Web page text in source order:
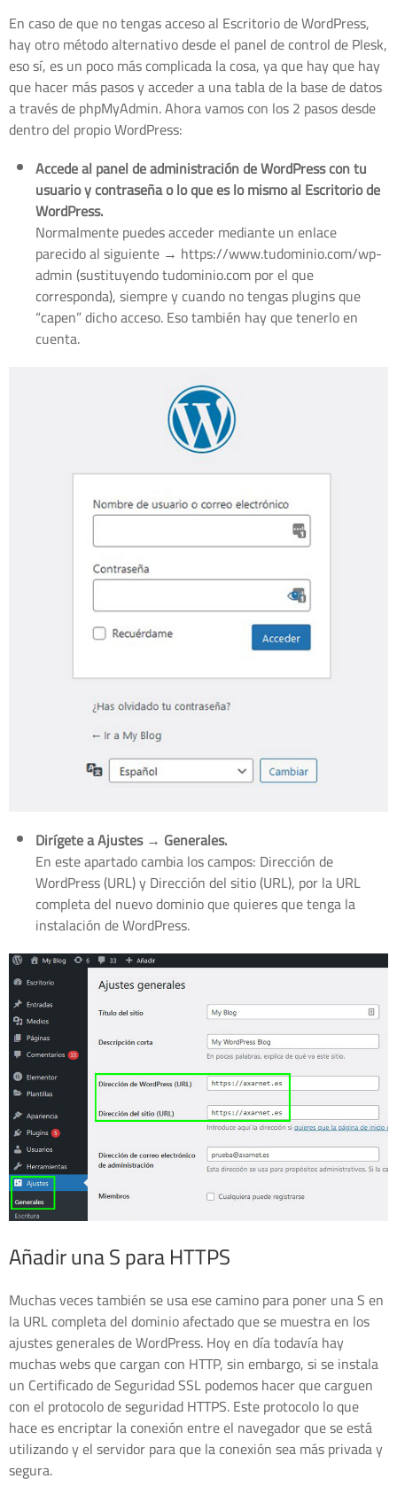
En caso de que no tengas acceso al Escritorio de WordPress,
hay otro método alternativo desde el panel de control de Plesk,
eso sí, es un poco más complicada la cosa, ya que hay que hay
que hacer más pasos y acceder a una tabla de la base de datos
a través de phpMyAdmin. Ahora vamos con los 2 pasos desde
dentro del propio WordPress:
Accede al panel de administración de WordPress con tu
usuario y contraseña o lo que es lo mismo al Escritorio de
WordPress.
Normalmente puedes acceder mediante un enlace
parecido al siguiente → https://www.tudominio.com/wp-
admin (sustituyendo tudominio.com por el que
corresponda), siempre y cuando no tengas plugins que
“capen” dicho acceso. Eso también hay que tenerlo en
cuenta.
Dirígete a Ajustes → Generales.
En este apartado cambia los campos: Dirección de
WordPress (URL) y Dirección del sitio (URL), por la URL
completa del nuevo dominio que quieres que tenga la
instalación de WordPress.
Añadir una S para HTTPS
Muchas veces también se usa ese camino para poner una S en
la URL completa del dominio afectado que se muestra en los
ajustes generales de WordPress. Hoy en día todavía hay
muchas webs que cargan con HTTP, sin embargo, si se instala
un Certificado de Seguridad SSL podemos hacer que carguen
con el protocolo de seguridad HTTPS. Este protocolo lo que
hace es encriptar la conexión entre el navegador que se está
utilizando y el servidor para que la conexión sea más privada y
segura.